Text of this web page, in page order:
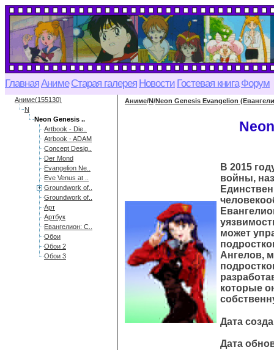
ГлавнаяАниме Старая галерея Новости Гостевая книга Форум
Аниме(155130)
N
Neon Genesis ..
Artbook - Die..
Atrbook - ADAM
Concept Desig..
Der Mond
Evangelion Ne..
Eve Venus at ..
Groundwork of..
Groundwork of..
Арт
Артбук
Евангелион: С..
Обои
Обои 2
Обои 3
Аниме/N/Neon Genesis Evangelion
В 2015
войны,
может
Ангелов,
которые
Дата
Дата